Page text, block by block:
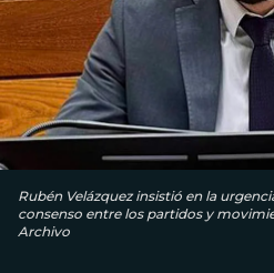
Rubén Velázquez insistió en la
consenso entre los partidos y
Archivo